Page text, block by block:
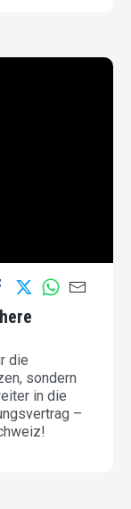
die
sondern
in die
–